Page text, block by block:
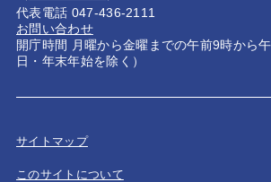
代表電話 047-436-2111
お問い合わせ
開庁時間 月曜から金曜までの午前9時から
日・年末年始を除く）
サイトマップ
このサイトについて